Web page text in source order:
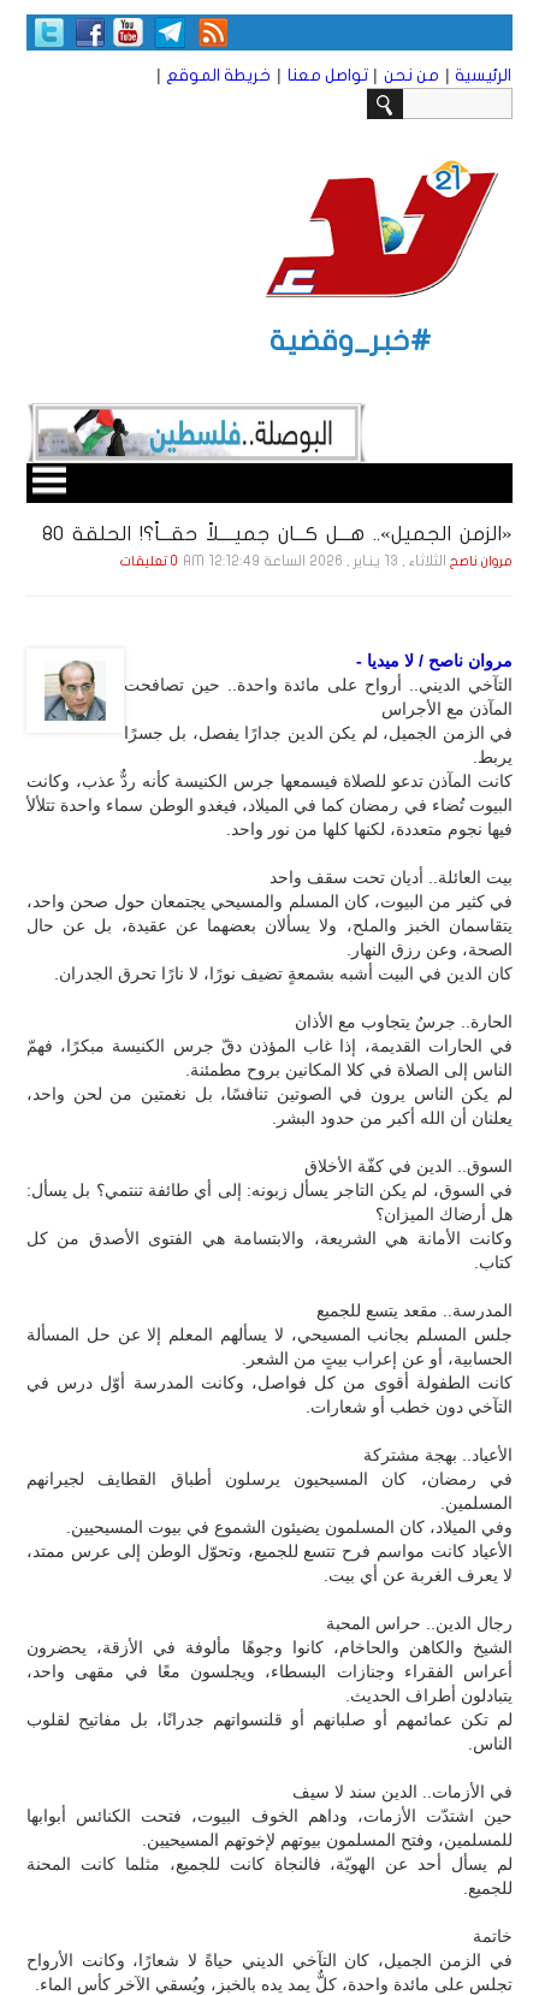
الرئيسية | من نحن | تواصل معنا | خريطة الموقع |
#خبر_وقضية
«الزمن الجميل».. هـــل كـــان جميــــلاً حقـــاً؟! الحلقة 80
مروان ناصح الثلاثاء , 13 يـنـاير , 2026 الساعة 12:12:49 AM 0 تعليقات
مروان ناصح / لا ميديا -
التآخي الديني.. أرواح على مائدة واحدة.. حين تصافحت
المآذن مع الأجراس
في الزمن الجميل، لم يكن الدين جدارًا يفصل، بل جسرًا
يربط.
كانت المآذن تدعو للصلاة فيسمعها جرس الكنيسة كأنه ردٌّ عذب، وكانت
البيوت تُضاء في رمضان كما في الميلاد، فيغدو الوطن سماء واحدة تتلألأ
فيها نجوم متعددة، لكنها كلها من نور واحد.
بيت العائلة.. أديان تحت سقف واحد
في كثير من البيوت، كان المسلم والمسيحي يجتمعان حول صحن واحد،
يتقاسمان الخبز والملح، ولا يسألان بعضهما عن عقيدة، بل عن حال
الصحة، وعن رزق النهار.
كان الدين في البيت أشبه بشمعةٍ تضيف نورًا، لا نارًا تحرق الجدران.
الحارة.. جرسٌ يتجاوب مع الأذان
في الحارات القديمة، إذا غاب المؤذن دقّ جرس الكنيسة مبكرًا، فهمّ
الناس إلى الصلاة في كلا المكانين بروح مطمئنة.
لم يكن الناس يرون في الصوتين تنافسًا، بل نغمتين من لحن واحد،
يعلنان أن الله أكبر من حدود البشر.
السوق.. الدين في كفّة الأخلاق
في السوق، لم يكن التاجر يسأل زبونه: إلى أي طائفة تنتمي؟ بل يسأل:
هل أرضاك الميزان؟
وكانت الأمانة هي الشريعة، والابتسامة هي الفتوى الأصدق من كل
كتاب.
المدرسة.. مقعد يتسع للجميع
جلس المسلم بجانب المسيحي، لا يسألهم المعلم إلا عن حل المسألة
الحسابية، أو عن إعراب بيتٍ من الشعر.
كانت الطفولة أقوى من كل فواصل، وكانت المدرسة أوّل درس في
التآخي دون خطب أو شعارات.
الأعياد.. بهجة مشتركة
في رمضان، كان المسيحيون يرسلون أطباق القطايف لجيرانهم
المسلمين.
وفي الميلاد، كان المسلمون يضيئون الشموع في بيوت المسيحيين.
الأعياد كانت مواسم فرح تتسع للجميع، وتحوّل الوطن إلى عرس ممتد،
لا يعرف الغربة عن أي بيت.
رجال الدين.. حراس المحبة
الشيخ والكاهن والحاخام، كانوا وجوهًا مألوفة في الأزقة، يحضرون
أعراس الفقراء وجنازات البسطاء، ويجلسون معًا في مقهى واحد،
يتبادلون أطراف الحديث.
لم تكن عمائمهم أو صلبانهم أو قلنسواتهم جدرانًا، بل مفاتيح لقلوب
الناس.
في الأزمات.. الدين سند لا سيف
حين اشتدّت الأزمات، وداهم الخوف البيوت، فتحت الكنائس أبوابها
للمسلمين، وفتح المسلمون بيوتهم لإخوتهم المسيحيين.
لم يسأل أحد عن الهويّة، فالنجاة كانت للجميع، مثلما كانت المحنة
للجميع.
خاتمة
في الزمن الجميل، كان التآخي الديني حياةً لا شعارًا، وكانت الأرواح
تجلس على مائدة واحدة، كلٌّ يمد يده بالخبز، ويُسقي الآخر كأس الماء.